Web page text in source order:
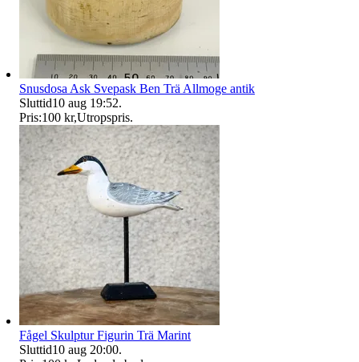
Snusdosa Ask Svepask Ben Trä Allmoge antik
Sluttid10 aug 19:52.
Pris:100 kr,Utropspris.
Fågel Skulptur Figurin Trä Marint
Sluttid10 aug 20:00.